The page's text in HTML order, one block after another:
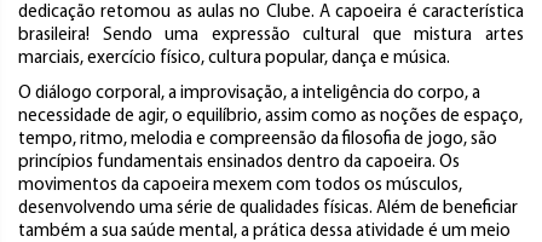
dedicação retomou as aulas no Clube. A capoeira é característica
brasileira! Sendo uma expressão cultural que mistura artes
marciais, exercício físico, cultura popular, dança e música.
O diálogo corporal, a improvisação, a inteligência do corpo, a
necessidade de agir, o equilíbrio, assim como as noções de espaço,
tempo, ritmo, melodia e compreensão da filosofia de jogo, são
princípios fundamentais ensinados dentro da capoeira. Os
movimentos da capoeira mexem com todos os músculos,
desenvolvendo uma série de qualidades físicas. Além de beneficiar
também a sua saúde mental, a prática dessa atividade é um meio